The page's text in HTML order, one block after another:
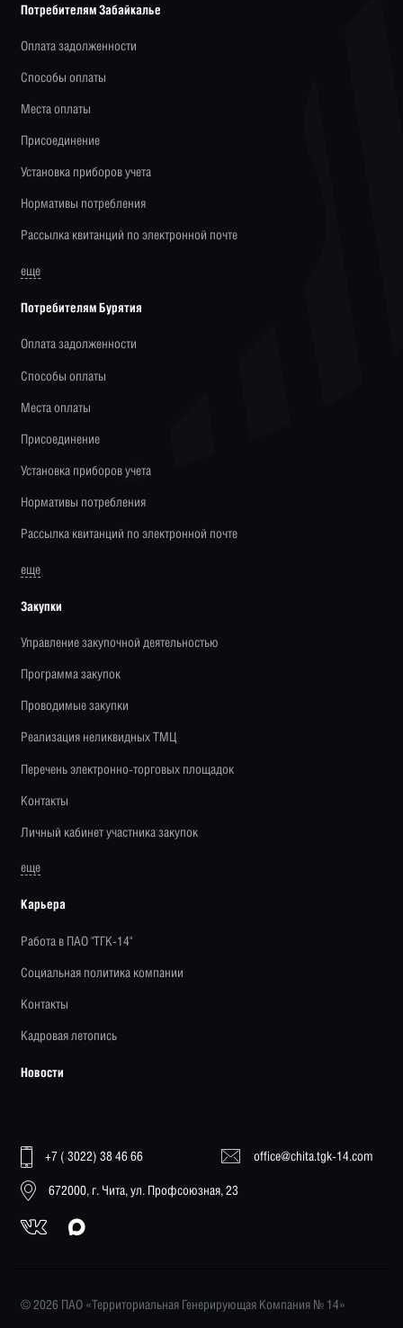
Потребителям Забайкалье
Оплата задолженности
Способы оплаты
Места оплаты
Присоединение
Установка приборов учета
Нормативы потребления
Рассылка квитанций по электронной почте
еще
Потребителям Бурятия
Оплата задолженности
Способы оплаты
Места оплаты
Присоединение
Установка приборов учета
Нормативы потребления
Рассылка квитанций по электронной почте
еще
Закупки
Управление закупочной деятельностью
Программа закупок
Проводимые закупки
Реализация неликвидных ТМЦ
Перечень электронно-торговых площадок
Контакты
Личный кабинет участника закупок
еще
Карьера
Работа в ПАО "ТГК-14"
Социальная политика компании
Контакты
Кадровая летопись
Новости
+7 ( 3022) 38 46 66 office@chita.tgk-14.com
672000, г. Чита, ул. Профсоюзная, 23
© 2026 ПАО «Территориальная Генерирующая Компания № 14»